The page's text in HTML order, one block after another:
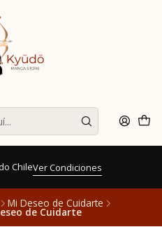
ChileVer Condiciones
Mi Deseo de Cuidarte
de Cuidarte